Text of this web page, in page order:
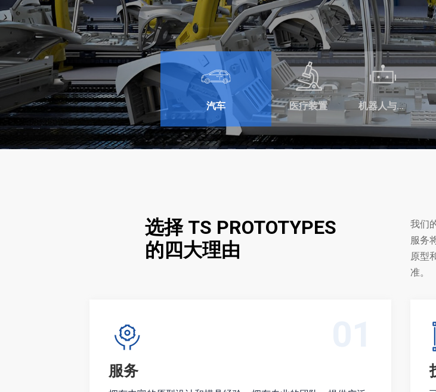
服务
拥有丰富的原型设计和模具经验，拥有专业的团队；提供广泛
的服务：设计/工程、数控加工、SLA、SLA、钣金、真空铸
造、快速模具、注塑。
03
COC、CMM质量检验。
如何制作您的定制零件